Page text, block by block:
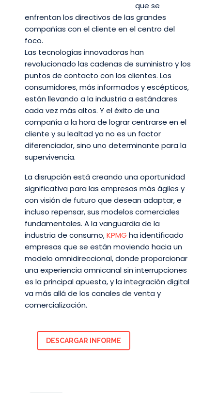
que se
enfrentan los directivos de las grandes
compañías con el cliente en el centro del
foco.
Las tecnologías innovadoras han
revolucionado las cadenas de suministro y los
puntos de contacto con los clientes. Los
consumidores, más informados y escépticos,
están llevando a la industria a estándares
cada vez más altos. Y el éxito de una
compañía a la hora de lograr centrarse en el
cliente y su lealtad ya no es un factor
diferenciador, sino uno determinante para la
supervivencia.
La disrupción está creando una oportunidad
significativa para las empresas más ágiles y
con visión de futuro que desean adaptar, e
incluso repensar, sus modelos comerciales
fundamentales. A la vanguardia de la
industria de consumo,KPMG ha identificado
empresas que se están moviendo hacia un
modelo omnidireccional, donde proporcionar
una experiencia omnicanal sin interrupciones
es la principal apuesta, y la integración digital
va más allá de los canales de venta y
comercialización.
DESCARGAR INFORME